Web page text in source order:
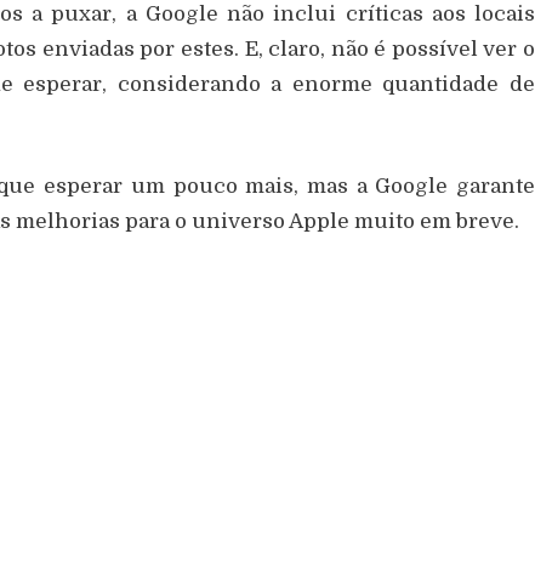
a puxar, a Google não inclui críticas aos locais
enviadas por estes. E, claro, não é possível ver o
esperar, considerando a enorme quantidade de
esperar um pouco mais, mas a Google garante
melhorias para o universo Apple muito em breve.